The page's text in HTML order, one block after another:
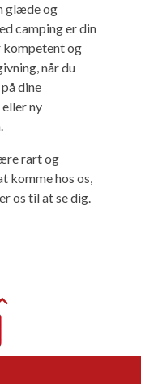
glæde og
camping er din
og
når du
dine
ny
rart og
komme hos os,
os til at se dig.